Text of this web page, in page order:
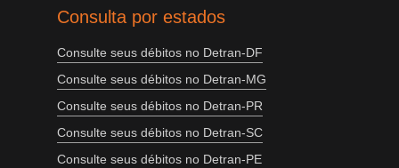
Consulta por estados
Consulte seus débitos no Detran-DF
Consulte seus débitos no Detran-MG
Consulte seus débitos no Detran-PR
Consulte seus débitos no Detran-SC
Consulte seus débitos no Detran-PE